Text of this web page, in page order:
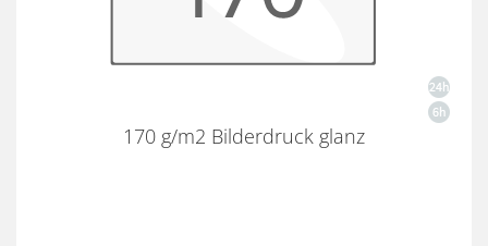
170 g/m2 Bilderdruck glanz